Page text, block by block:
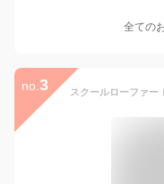
全ての
no. 3